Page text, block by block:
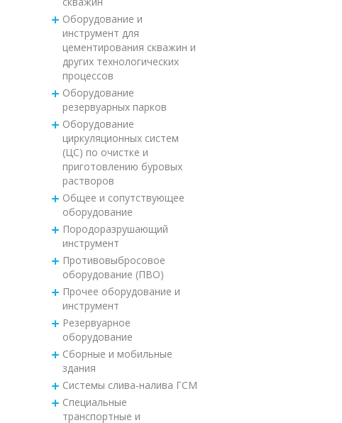
Оборудование и
инструмент для
цементирования скважин и
других технологических
процессов
Оборудование
резервуарных парков
Оборудование
циркуляционных систем
(ЦС) по очистке и
приготовлению буровых
растворов
Общее и сопутствующее
оборудование
Породоразрушающий
инструмент
Противовыбросовое
оборудование (ПВО)
Прочее оборудование и
инструмент
Резервуарное
оборудование
Сборные и мобильные
здания
Системы слива-налива ГСМ
Специальные
транспортные и